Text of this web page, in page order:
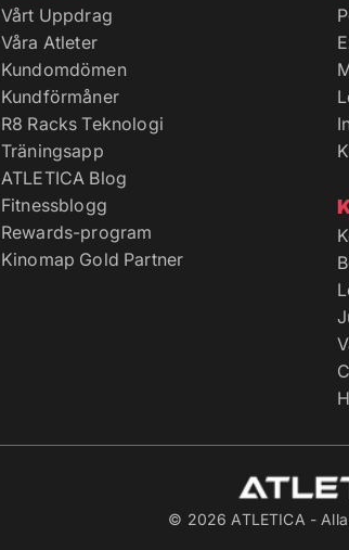
Vårt Uppdrag
Våra Atleter
Kundomdömen
Kundförmåner
R8 Racks Teknologi
Träningsapp
ATLETICA Blog
Fitnessblogg
Rewards-program
Kinomap Gold Partner
© 2026 ATLETICA -